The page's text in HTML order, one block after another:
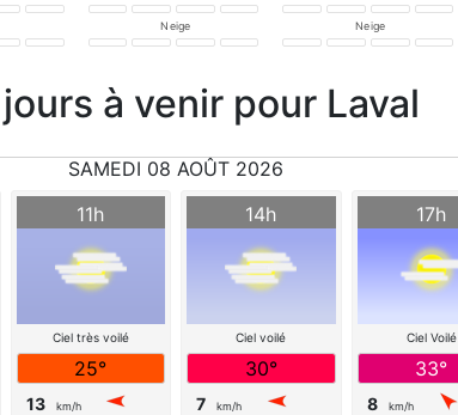
Neige Neige
à venir pour Laval
SAMEDI 08 AOÛT 2026
11h
Ciel très voilé
25°
13 km/h
14h
Ciel voilé
30°
7 km/h
17h
Ciel Voilé
33°
8 km/h